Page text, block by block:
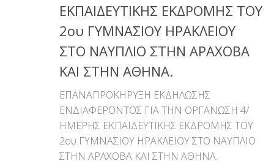
ΕΚΠΑΙΔΕΥΤΙΚΗΣ ΕΚΔΡΟΜΗΣ ΤΟΥ
2ου ΓΥΜΝΑΣΙΟΥ ΗΡΑΚΛΕΙΟΥ
ΣΤΟ ΝΑΥΠΛΙΟ ΣΤΗΝ ΑΡΑΧΟΒΑ
ΚΑΙ ΣΤΗΝ ΑΘΗΝΑ.
ΕΠΑΝΑΠΡΟΚΗΡΥΞΗ ΕΚΔΗΛΩΣΗΣ
ΕΝΔΙΑΦΕΡΟΝΤΟΣ ΓΙΑ ΤΗΝ ΟΡΓΑΝΩΣΗ 4/
ΗΜΕΡΗΣ ΕΚΠΑΙΔΕΥΤΙΚΗΣ ΕΚΔΡΟΜΗΣ ΤΟΥ
2ου ΓΥΜΝΑΣΙΟΥ ΗΡΑΚΛΕΙΟΥ ΣΤΟ ΝΑΥΠΛΙΟ
ΣΤΗΝ ΑΡΑΧΟΒΑ ΚΑΙ ΣΤΗΝ ΑΘΗΝΑ.